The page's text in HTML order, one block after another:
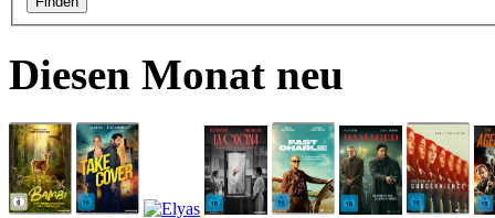
Diesen Monat neu